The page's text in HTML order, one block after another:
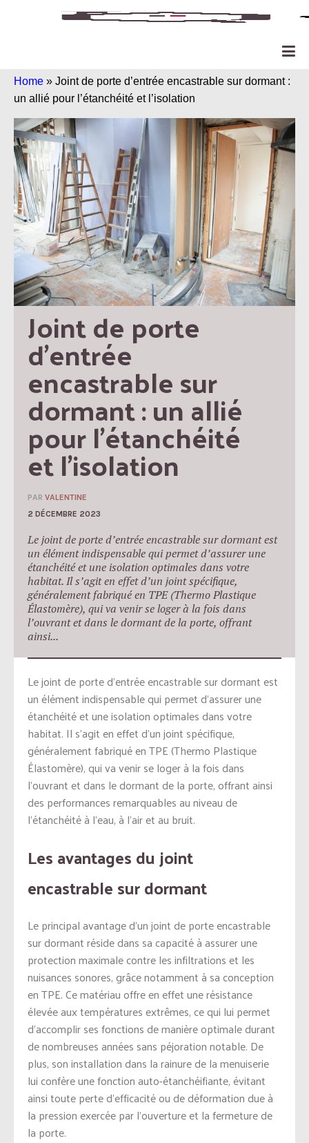
Home » Joint de porte d’entrée encastrable sur dormant :
un allié pour l’étanchéité et l’isolation
Joint de porte
d’entrée
encastrable sur
dormant : un allié
pour l’étanchéité
et l’isolation
PAR VALENTINE
2 DÉCEMBRE 2023
Le joint de porte d’entrée encastrable sur dormant est
un élément indispensable qui permet d’assurer une
étanchéité et une isolation optimales dans votre
habitat. Il s’agit en effet d’un joint spécifique,
généralement fabriqué en TPE (Thermo Plastique
Élastomère), qui va venir se loger à la fois dans
l’ouvrant et dans le dormant de la porte, offrant
ainsi...
Le joint de porte d’entrée encastrable sur dormant est
un élément indispensable qui permet d’assurer une
étanchéité et une isolation optimales dans votre
habitat. Il s’agit en effet d’un joint spécifique,
généralement fabriqué en TPE (Thermo Plastique
Élastomère), qui va venir se loger à la fois dans
l’ouvrant et dans le dormant de la porte, offrant ainsi
des performances remarquables au niveau de
l’étanchéité à l’eau, à l’air et au bruit.
Les avantages du joint
encastrable sur dormant
Le principal avantage d’un joint de porte encastrable
sur dormant réside dans sa capacité à assurer une
protection maximale contre les infiltrations et les
nuisances sonores, grâce notamment à sa conception
en TPE. Ce matériau offre en effet une résistance
élevée aux températures extrêmes, ce qui lui permet
d’accomplir ses fonctions de manière optimale durant
de nombreuses années sans péjoration notable. De
plus, son installation dans la rainure de la menuiserie
lui confère une fonction auto-étanchéifiante, évitant
ainsi toute perte d’efficacité ou de déformation due à
la pression exercée par l’ouverture et la fermeture de
la porte.